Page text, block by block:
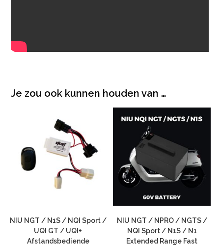
Je zou ook kunnen houden van …
NIU NGT / N1S / NQI Sport /
UQI GT / UQI+
Afstandsbediende
NIU NGT / NPRO / NGTS /
NQI Sport / N1S / N1
Extended Range Fast